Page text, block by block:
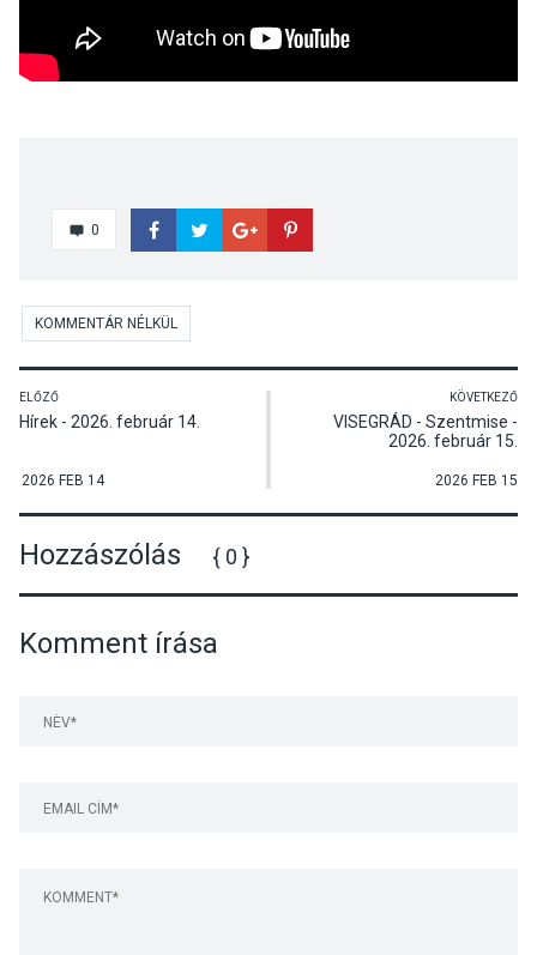
0
KOMMENTÁR NÉLKÜL
ELŐZŐ
Hírek - 2026. február 14.
2026 FEB 14
KÖVETKEZŐ
VISEGRÁD - Szentmise -
2026. február 15.
2026 FEB 15
Hozzászólás { 0 }
Komment írása